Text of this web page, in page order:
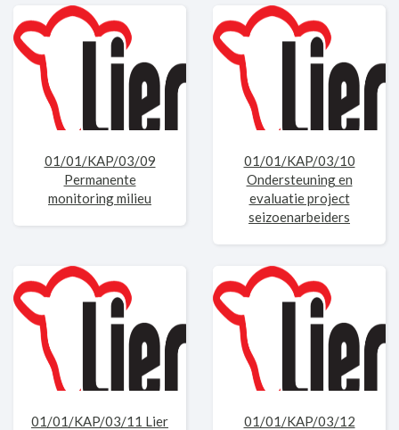
01/01/KAP/03/09
Permanente
monitoring milieu
01/01/KAP/03/10
Ondersteuning en
evaluatie project
seizoenarbeiders
01/01/KAP/03/11 Lier
01/01/KAP/03/12